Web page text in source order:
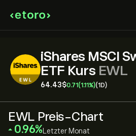
iShares MSCI
ETF Kurs EWL
64.43‎$‎0.71 (1.11%)(1D)
EWL Preis-Chart
‎0.96‎ Letzter Monat